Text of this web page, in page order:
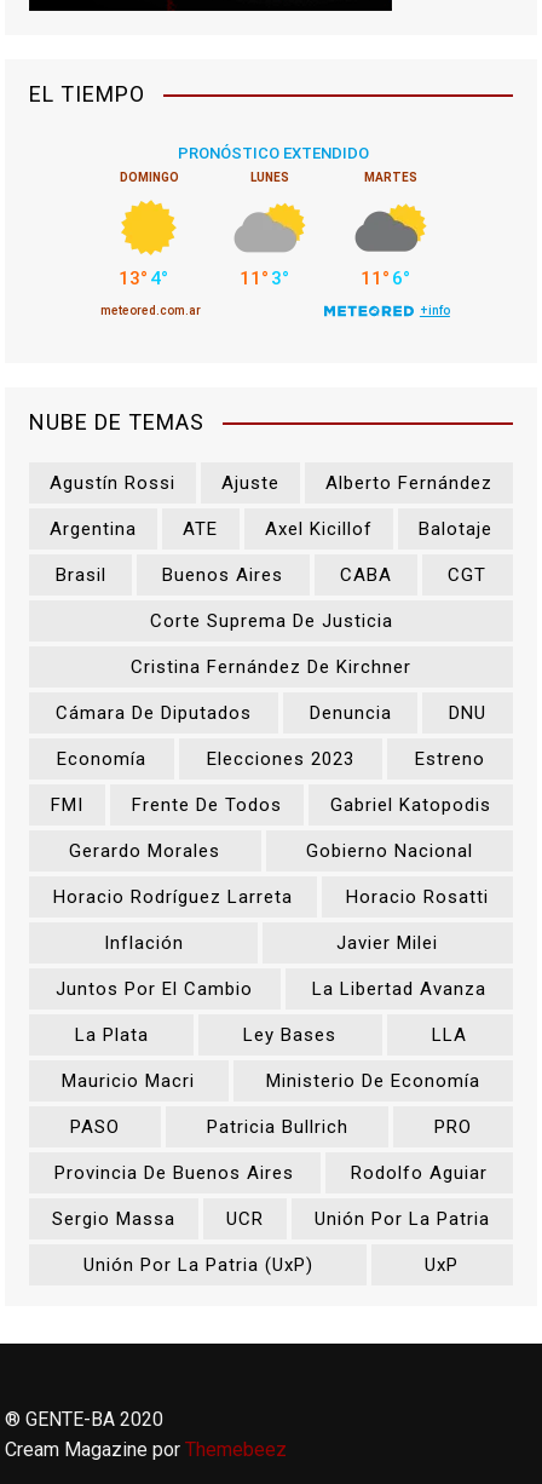
EL TIEMPO
NUBE DE TEMAS
Agustín Rossi Ajuste Alberto Fernández
Argentina ATE Axel Kicillof Balotaje
Brasil Buenos Aires CABA CGT
Corte Suprema De Justicia
Cristina Fernández De Kirchner
Cámara De Diputados Denuncia DNU
Economía Elecciones 2023 Estreno
FMI Frente De Todos Gabriel Katopodis
Gerardo Morales Gobierno Nacional
Horacio Rodríguez Larreta Horacio Rosatti
Inflación Javier Milei
Juntos Por El Cambio La Libertad Avanza
La Plata Ley Bases LLA
Mauricio Macri Ministerio De Economía
PASO Patricia Bullrich PRO
Provincia De Buenos Aires Rodolfo Aguiar
Sergio Massa UCR Unión Por La Patria
Unión Por La Patria (UxP) UxP
® GENTE-BA 2020
Cream Magazine porThemebeez